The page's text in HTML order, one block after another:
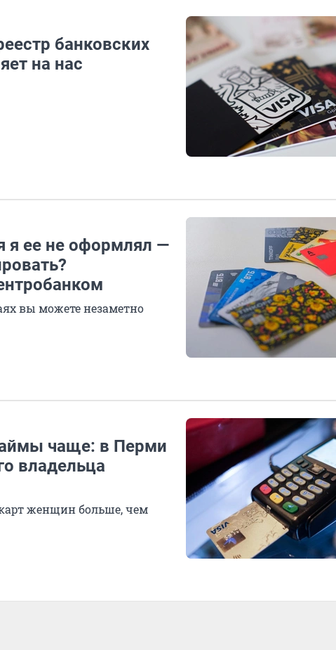
банковских
на нас
я ее не оформлял —
вы можете незаметно
чаще: в Перми
владельца
женщин больше, чем